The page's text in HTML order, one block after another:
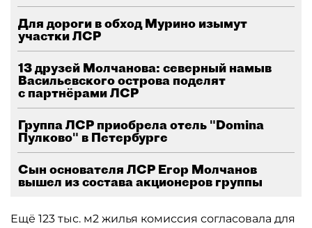
Для дороги в обход Мурино изымут
участки ЛСР
13 друзей Молчанова: северный намыв
Васильевского острова поделят
с партнёрами ЛСР
Группа ЛСР приобрела отель "Domina
Пулково" в Петербурге
Сын основателя ЛСР Егор Молчанов
вышел из состава акционеров группы
Ещё 123 тыс. м2 жилья комиссия согласовала для